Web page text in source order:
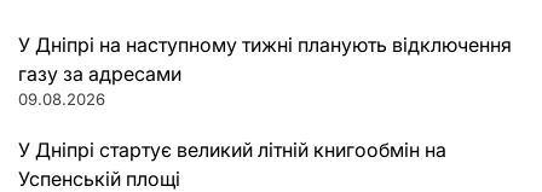
У Дніпрі на наступному тижні планують відключення
газу за адресами
09.08.2026
У Дніпрі стартує великий літній книгообмін на
Успенській площі